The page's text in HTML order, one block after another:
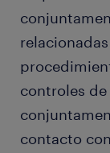
controles de
contacto